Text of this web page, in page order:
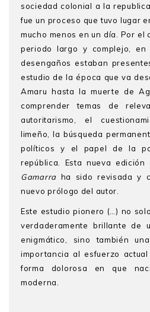
sociedad colonial a la
fue un proceso que tuvo lugar
mucho menos en un día. Por el
periodo largo y complejo,
desengaños estaban
estudio de la época que va
Amaru hasta la muerte de
comprender temas de
autoritarismo, el
limeño, la búsqueda
políticos y el papel de la
república. Esta nueva edición
Gamarraha sido revisada y
nuevo prólogo del autor.
Este estudio pionero (…) no
verdaderamente brillante de
enigmático, sino también
importancia al esfuerzo
forma dolorosa en que
moderna.